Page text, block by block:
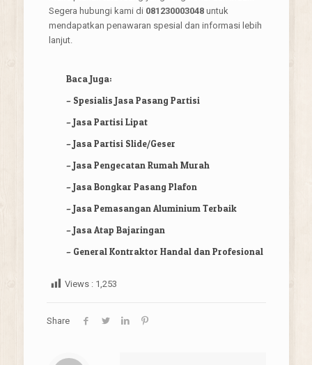
Segera hubungi kami di 081230003048untuk
mendapatkan penawaran spesial dan informasi lebih
lanjut.
Baca Juga:
– Spesialis Jasa Pasang Partisi
–Jasa Partisi Lipat
–Jasa Partisi Slide/Geser
–Jasa Pengecatan Rumah Murah
–Jasa Bongkar Pasang Plafon
–Jasa Pemasangan Aluminium Terbaik
–Jasa Atap Bajaringan
– General Kontraktor Handal dan Profesional
Views : 1,253
Share